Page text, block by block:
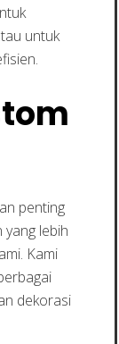
untuk
penting
yang lebih
Kami
dekorasi